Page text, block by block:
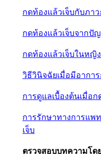
กดท้องแล้วเจ็บกับภาว
กดท้องแล้วเจ็บจากปั
กดท้องแล้วเจ็บในหญิ
วิธีวินิจฉัยเมื่อมีอากา
การดูแลเบื้องต้นเมื่อก
การรักษาทางการแพ
เจ็บ
ตรวจสอบบทความโด